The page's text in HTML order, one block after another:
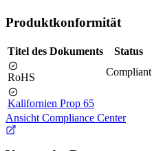
Produktkonformität
Titel des Dokuments Status
RoHS Compliant
Kalifornien Prop 65
Ansicht Compliance Center